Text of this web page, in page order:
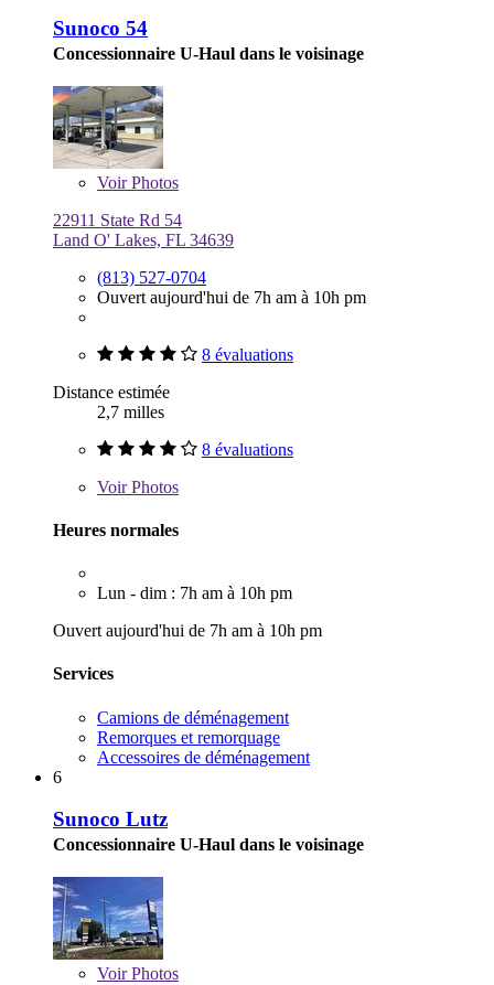
Sunoco 54
Concessionnaire U-Haul dans le voisinage
VoirPhotos
22911 State Rd 54
Land O' Lakes, FL 34639
(813) 527-0704
Ouvert aujourd'hui de 7h am à 10h pm
8 évaluations
Distance estimée
2,7 milles
8 évaluations
VoirPhotos
Heures normales
Lun - dim : 7h am à 10h pm
Ouvert aujourd'hui de 7h am à 10h pm
Services
Camions de déménagement
Remorques et remorquage
Accessoires de déménagement
6
Sunoco Lutz
Concessionnaire U-Haul dans le voisinage
VoirPhotos